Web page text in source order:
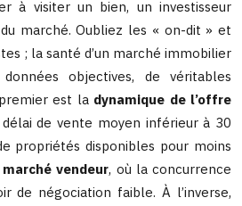
à visiter un bien, un investisseur
marché. Oubliez les « on-dit » et
; la santé d’un marché immobilier
objectives, de véritables
est la dynamique de l’offre
délai de vente moyen inférieur à 30
propriétés disponibles pour moins
marché vendeur, où la concurrence
de négociation faible. À l’inverse,